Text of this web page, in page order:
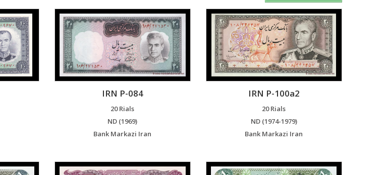
IRN P-084
20 Rials
ND (1969)
Bank Markazi Iran
IRN P-100a2
20 Rials
ND (1974-1979)
Bank Markazi Iran